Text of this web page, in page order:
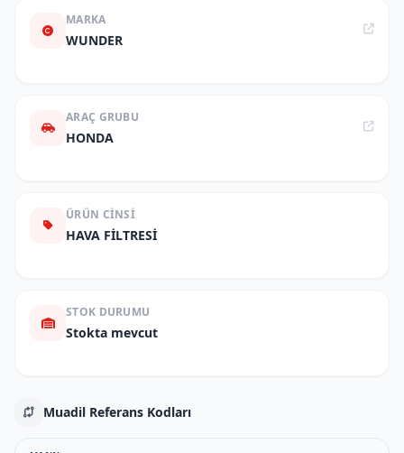
MARKA
WUNDER
ARAÇ GRUBU
HONDA
ÜRÜN CINSI
HAVA FİLTRESİ
STOK DURUMU
Stokta mevcut
Muadil Referans Kodları